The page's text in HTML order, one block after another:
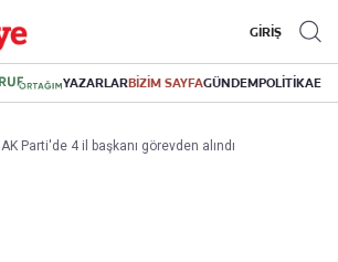
GİRİŞ
YAZARLARBİZİM SAYFAGÜNDEMPOLİTİKA
AK Parti'de 4 il başkanı görevden alındı